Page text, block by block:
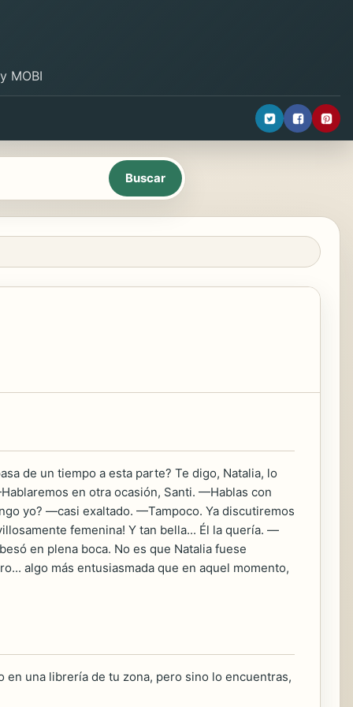
MOBI
de un tiempo a esta parte? Te digo, Natalia, lo
en otra ocasión, Santi. —Hablas con
yo? —casi exaltado. —Tampoco. Ya discutiremos
femenina! Y tan bella... Él la quería. —
en plena boca. No es que Natalia fuese
algo más entusiasmada que en aquel momento,
una librería de tu zona, pero sino lo encuentras,